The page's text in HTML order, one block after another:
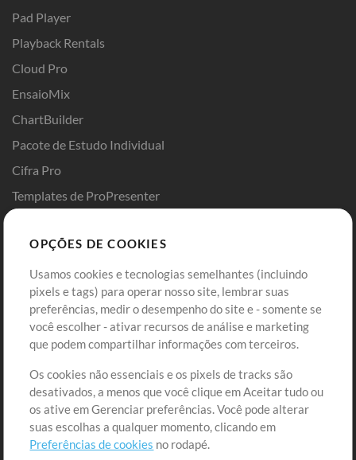
Pad Player
Playback Rentals
Cloud Pro
EnsaioMix
ChartBuilder
Pacote de Estudo Individual
Cifra Pro
Templates de ProPresenter
Comprar Créditos
Conteúdo Grátis
Solicite uma Música
Extras
Sessões
Envie seu conteúdo
Playlist
Entre
Cadastre-se
Ir ao carrinho
OPÇÕES DE COOKIES
Usamos cookies e tecnologias semelhantes (incluindo
pixels e tags) para operar nosso site, lembrar suas
preferências, medir o desempenho do site e - somente se
você escolher - ativar recursos de análise e marketing
que podem compartilhar informações com terceiros.
Os cookies não essenciais e os pixels de tracks são
desativados, a menos que você clique em Aceitar tudo ou
os ative em Gerenciar preferências. Você pode alterar
suas escolhas a qualquer momento, clicando em
Preferências de cookies no rodapé.